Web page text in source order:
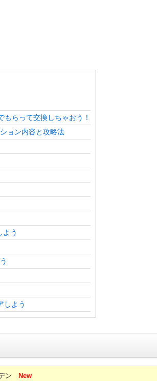
らって交換しちゃおう！
ョン内容と攻略法
う
しよう
ン New